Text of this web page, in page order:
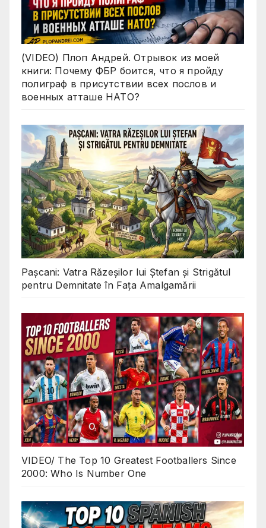
(VIDEO) Плоп Андрей. Отрывок из моей
книги: Почему ФБР боится, что я пройду
полиграф в присутствии всех послов и
военных атташе НАТО?
Pașcani: Vatra Răzeșilor lui Ștefan și Strigătul
pentru Demnitate în Fața Amalgamării
VIDEO/ The Top 10 Greatest Footballers Since
2000: Who Is Number One